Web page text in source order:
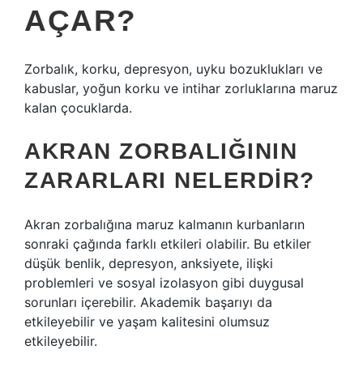
AÇAR?
Zorbalık, korku, depresyon, uyku bozuklukları ve
kabuslar, yoğun korku ve intihar zorluklarına maruz
kalan çocuklarda.
AKRAN ZORBALIĞININ
ZARARLARI NELERDIR?
Akran zorbalığına maruz kalmanın kurbanların
sonraki çağında farklı etkileri olabilir. Bu etkiler
düşük benlik, depresyon, anksiyete, ilişki
problemleri ve sosyal izolasyon gibi duygusal
sorunları içerebilir. Akademik başarıyı da
etkileyebilir ve yaşam kalitesini olumsuz
etkileyebilir.